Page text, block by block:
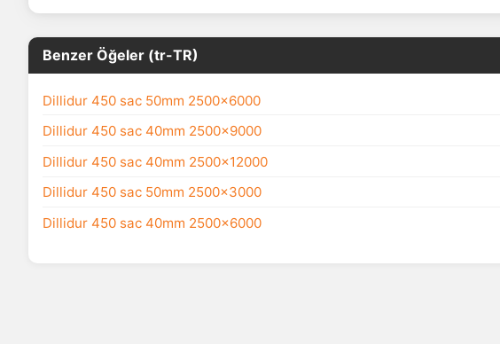
Benzer Öğeler (tr-TR)
Dillidur 450 sac 50mm 2500x6000
Dillidur 450 sac 40mm 2500x9000
Dillidur 450 sac 40mm 2500x12000
Dillidur 450 sac 50mm 2500x3000
Dillidur 450 sac 40mm 2500x6000